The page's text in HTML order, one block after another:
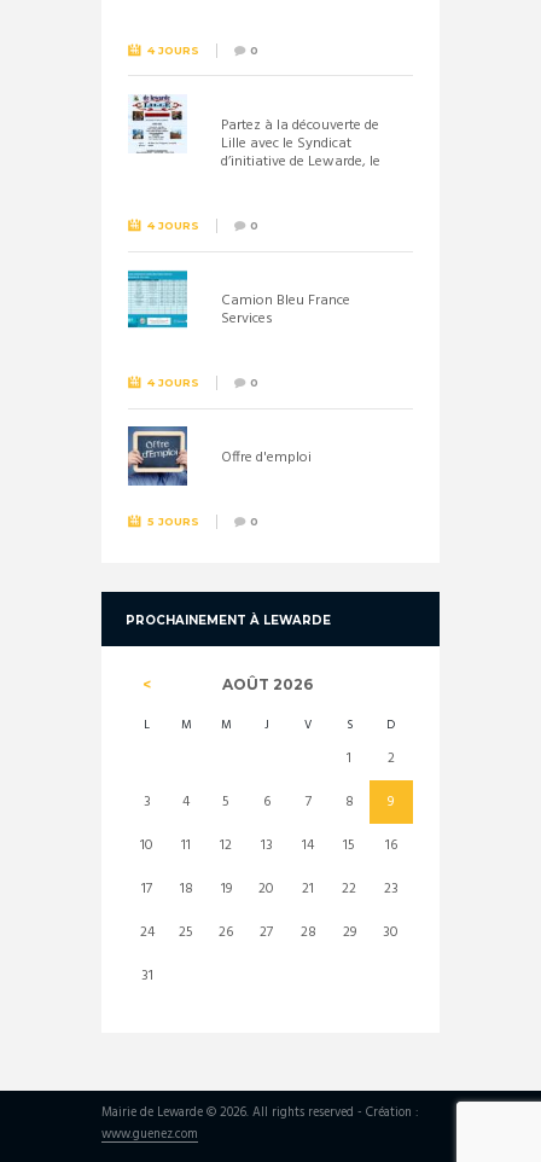
4 JOURS 0
Partez à la découverte de
Lille avec le Syndicat
d’initiative de Lewarde, le
4 JOURS 0
Camion Bleu France
Services
4 JOURS 0
Offre d'emploi
5 JOURS 0
PROCHAINEMENT À LEWARDE
AOÛT 2026
L M M J V S D
1
2
3
4 5 6 7 8
9
10
11 12 13 14 15
16
17
18 19 20 21 22
23
24
25 26 27 28 29
30
31
Mairie de Lewarde © 2026. All rights reserved - Création :
www.guenez.com